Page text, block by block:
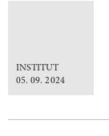
INSTITUT
05. 09. 2024